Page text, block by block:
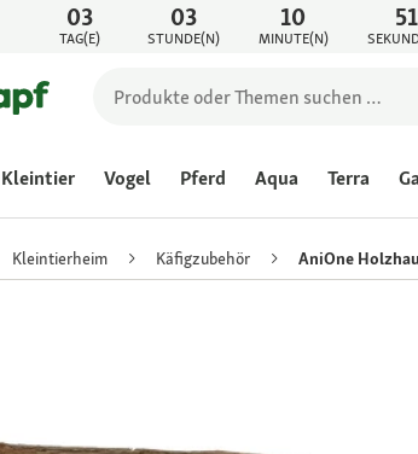
03
TAG(E)
03
STUNDE(N)
10
MINUTE(N)
51
Kleintier Vogel Pferd Aqua Terra
Kleintierheim Käfigzubehör AniOne